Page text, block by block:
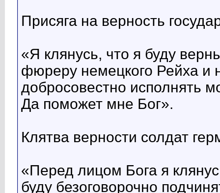
Присяга на верность
«Я клянусь, что я буду
фюреру немецкого Рейха и
добросовестно исполнять
Да поможет мне Бог».
Клятва верности солдат
«Перед лицом Бога я
буду безоговорочно